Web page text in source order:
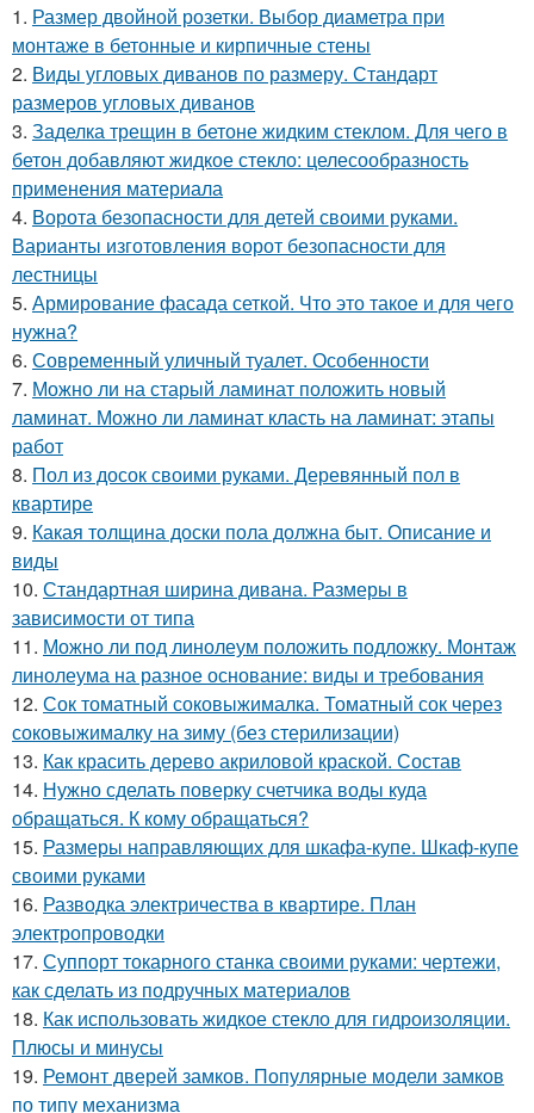
1. Размер двойной розетки. Выбор диаметра при
монтаже в бетонные и кирпичные стены
2. Виды угловых диванов по размеру. Стандарт
размеров угловых диванов
3. Заделка трещин в бетоне жидким стеклом. Для чего в
бетон добавляют жидкое стекло: целесообразность
применения материала
4. Ворота безопасности для детей своими руками.
Варианты изготовления ворот безопасности для
лестницы
5. Армирование фасада сеткой. Что это такое и для чего
нужна?
6. Современный уличный туалет. Особенности
7. Можно ли на старый ламинат положить новый
ламинат. Можно ли ламинат класть на ламинат: этапы
работ
8. Пол из досок своими руками. Деревянный пол в
квартире
9. Какая толщина доски пола должна быт. Описание и
виды
10. Стандартная ширина дивана. Размеры в
зависимости от типа
11. Можно ли под линолеум положить подложку. Монтаж
линолеума на разное основание: виды и требования
12. Сок томатный соковыжималка. Томатный сок через
соковыжималку на зиму (без стерилизации)
13. Как красить дерево акриловой краской. Состав
14. Нужно сделать поверку счетчика воды куда
обращаться. К кому обращаться?
15. Размеры направляющих для шкафа-купе. Шкаф-купе
своими руками
16. Разводка электричества в квартире. План
электропроводки
17. Суппорт токарного станка своими руками: чертежи,
как сделать из подручных материалов
18. Как использовать жидкое стекло для гидроизоляции.
Плюсы и минусы
19. Ремонт дверей замков. Популярные модели замков
по типу механизма